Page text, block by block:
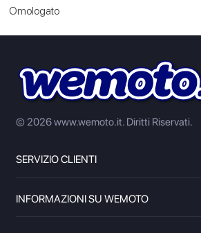
Omologato
© 2026 www.wemoto.it. Diritti Riservati.
SERVIZIO CLIENTI
INFORMAZIONI SU WEMOTO